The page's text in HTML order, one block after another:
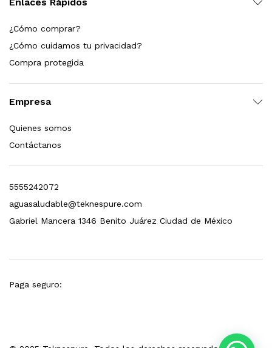
¿Cómo comprar?
¿Cómo cuidamos tu privacidad?
Compra protegida
Empresa
Quienes somos
Contáctanos
5555242072
aguasaludable@teknespure.com
Gabriel Mancera 1346 Benito Juárez Ciudad de México
Paga seguro:
al carrito
1,499.00